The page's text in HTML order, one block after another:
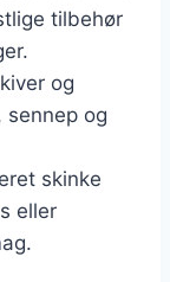
tilbehør
og
sennep og
skinke
eller